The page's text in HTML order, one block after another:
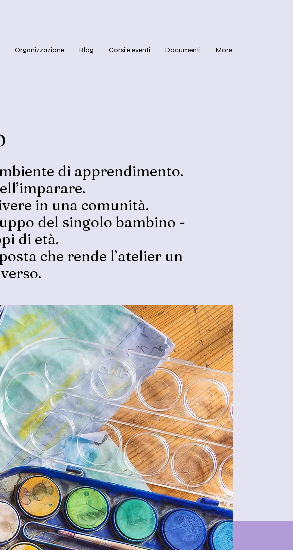
Organizzazione Blog Corsi e eventi Documenti More
di apprendimento.
in una comunità.
del singolo bambino -
di età.
che rende l’atelier un